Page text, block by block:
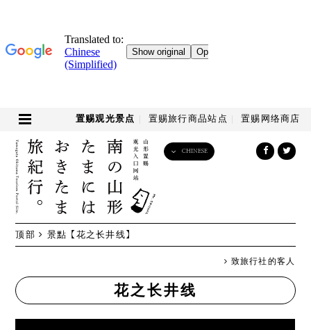
置赐观光景点 置赐旅行商品站点 置赐网络商店
CHINESE
顶部 景點 【花之长井线】
致旅行社的客人
花之长井线